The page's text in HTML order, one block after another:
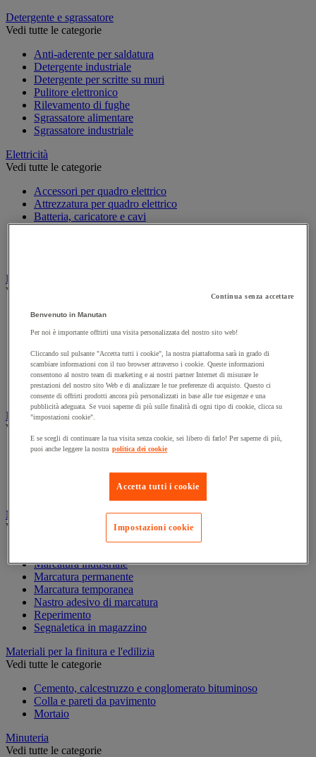
Detergente e sgrassatore
Vedi tutte le categorie
Anti-aderente per saldatura
Detergente industriale
Detergente per scritte su muri
Pulitore elettronico
Rilevamento di fughe
Sgrassatore alimentare
Sgrassatore industriale
Elettricità
Vedi tutte le categorie
Accessori per quadro elettrico
Attrezzatura per quadro elettrico
Batteria, caricatore e cavi
Cavo elettrico
Illuminazione
Vedi tutte le categorie
Illuminazione interna ed esterna
Lampada da officina
Lampada portatile
Lampadina
Proiettore da cantiere
Torcia
Ingrassaggio e lubrificazione
Vedi tutte le categorie
Anti-aderente
Lubrificante e sbloccante
Marcatura
Vedi tutte le categorie
Marcatura industriale
Marcatura permanente
Marcatura temporanea
Nastro adesivo di marcatura
Reperimento
Segnaletica in magazzino
Materiali per la finitura e l'edilizia
Vedi tutte le categorie
Cemento, calcestruzzo e conglomerato bituminoso
Colla e pareti da pavimento
Mortaio
Minuteria
Vedi tutte le categorie
Continua senza accettare
Benvenuto in Manutan
Per noi è importante offrirti una visita personalizzata del nostro sito web!
Cliccando sul pulsante "Accetta tutti i cookie", la nostra piattaforma sarà in grado di
scambiare informazioni con il tuo browser attraverso i cookie. Queste informazioni
consentono al nostro team di marketing e ai nostri partner Internet di misurare le
prestazioni del nostro sito Web e di analizzare le tue preferenze di acquisto. Questo ci
consente di offrirti prodotti ancora più personalizzati in base alle tue esigenze e una
pubblicità adeguata. Se vuoi saperne di più sulle finalità di ogni tipo di cookie, clicca su
"impostazioni cookie".
E se scegli di continuare la tua visita senza cookie, sei libero di farlo! Per saperne di più,
puoi anche leggere la nostra politica dei cookie
Accetta tutti i cookie
Impostazioni cookie